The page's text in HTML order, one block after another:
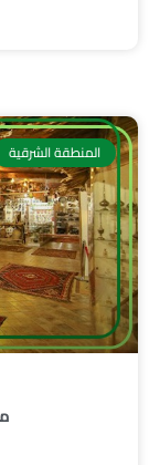
المنطقة الشرقية